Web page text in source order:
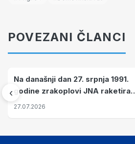
POVEZANI ČLANCI
‹
Na današnji dan 27. srpnja 1991.
godine zrakoplovi JNA raketirali
su vojarnu i obučni centar "Nikola
27.07.2026